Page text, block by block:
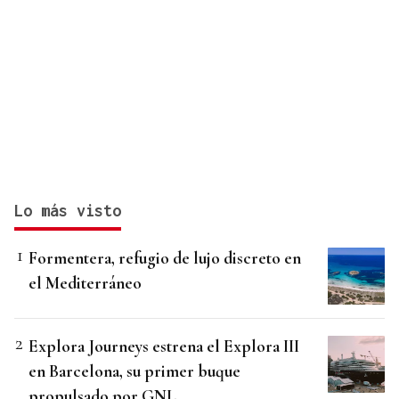
Lo más visto
Formentera, refugio de lujo discreto en
el Mediterráneo
Explora Journeys estrena el Explora III
en Barcelona, su primer buque